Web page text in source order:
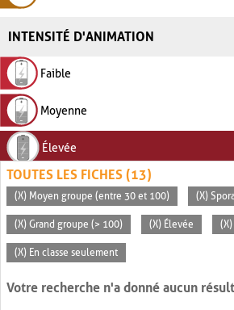
INTENSITÉ D'ANIMATION
Faible
Moyenne
Élevée
TOUTES LES FICHES (13)
(X) Moyen groupe (entre 30 et 100) (X)
(X) Grand groupe (> 100) (X) Élevée
(X) En classe seulement
Votre recherche n'a donné aucun